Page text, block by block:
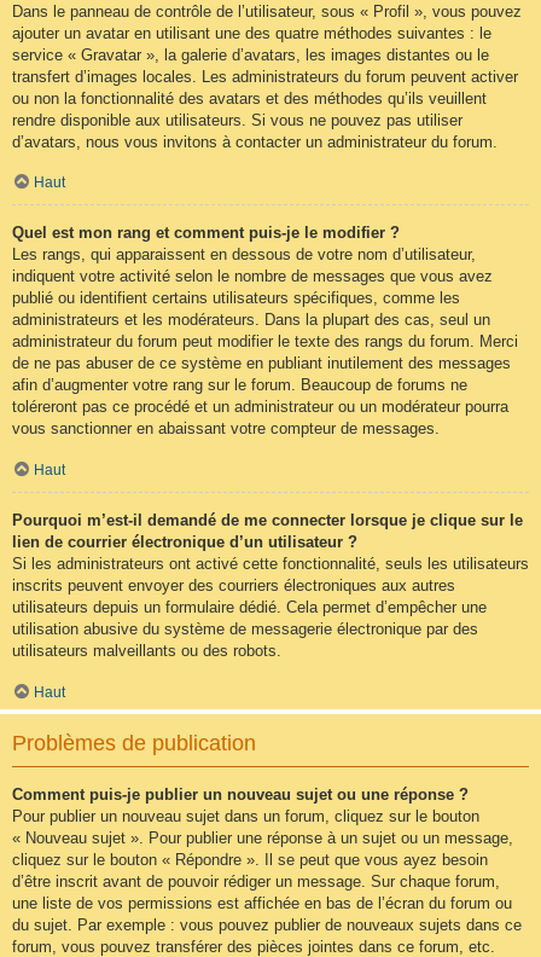
Dans le panneau de contrôle de l’utilisateur, sous « Profil », vous pouvez
ajouter un avatar en utilisant une des quatre méthodes suivantes : le
service « Gravatar », la galerie d’avatars, les images distantes ou le
transfert d’images locales. Les administrateurs du forum peuvent activer
ou non la fonctionnalité des avatars et des méthodes qu’ils veuillent
rendre disponible aux utilisateurs. Si vous ne pouvez pas utiliser
d’avatars, nous vous invitons à contacter un administrateur du forum.
Haut
Quel est mon rang et comment puis-je le modifier ?
Les rangs, qui apparaissent en dessous de votre nom d’utilisateur,
indiquent votre activité selon le nombre de messages que vous avez
publié ou identifient certains utilisateurs spécifiques, comme les
administrateurs et les modérateurs. Dans la plupart des cas, seul un
administrateur du forum peut modifier le texte des rangs du forum. Merci
de ne pas abuser de ce système en publiant inutilement des messages
afin d’augmenter votre rang sur le forum. Beaucoup de forums ne
toléreront pas ce procédé et un administrateur ou un modérateur pourra
vous sanctionner en abaissant votre compteur de messages.
Haut
Pourquoi m’est-il demandé de me connecter lorsque je clique sur le
lien de courrier électronique d’un utilisateur ?
Si les administrateurs ont activé cette fonctionnalité, seuls les utilisateurs
inscrits peuvent envoyer des courriers électroniques aux autres
utilisateurs depuis un formulaire dédié. Cela permet d’empêcher une
utilisation abusive du système de messagerie électronique par des
utilisateurs malveillants ou des robots.
Haut
Problèmes de publication
Comment puis-je publier un nouveau sujet ou une réponse ?
Pour publier un nouveau sujet dans un forum, cliquez sur le bouton
« Nouveau sujet ». Pour publier une réponse à un sujet ou un message,
cliquez sur le bouton « Répondre ». Il se peut que vous ayez besoin
d’être inscrit avant de pouvoir rédiger un message. Sur chaque forum,
une liste de vos permissions est affichée en bas de l’écran du forum ou
du sujet. Par exemple : vous pouvez publier de nouveaux sujets dans ce
forum, vous pouvez transférer des pièces jointes dans ce forum, etc.